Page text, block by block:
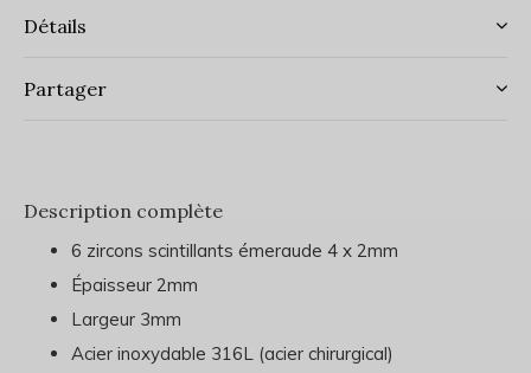
Détails
Partager
Description complète
6 zircons scintillants émeraude 4 x 2mm
Épaisseur 2mm
Largeur 3mm
Acier inoxydable 316L (acier chirurgical)